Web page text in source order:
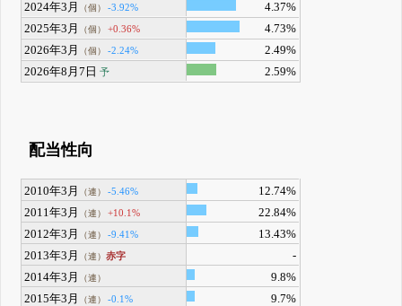
2024年3月
（個） -3.92%
4.37%
2025年3月
（個） +0.36%
4.73%
2026年3月
（個） -2.24%
2.49%
2026年8月7日 予 2.59%
配当性向
2010年3月 （連） -5.46%
12.74%
2011年3月
（連） +10.1%
22.84%
2012年3月
（連） -9.41%
13.43%
2013年3月
（連）赤字
-
2014年3月
（連）
9.8%
2015年3月
（連） -0.1%
9.7%